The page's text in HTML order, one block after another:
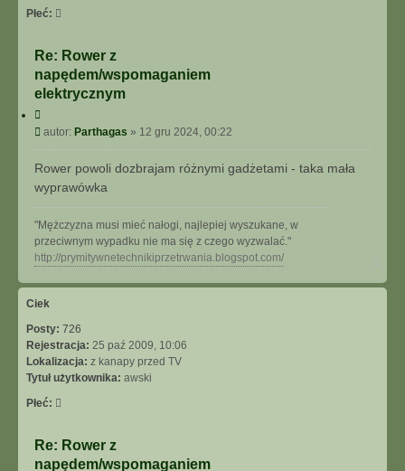
Płeć:
Re: Rower z
napędem/wspomaganiem
elektrycznym
y
j
P
o
s
autor: Parthagas » 12 gru 2024, 00:22
Rower powoli dozbrajam różnymi gadżetami - taka mała
wyprawówka
"Mężczyzna musi mieć nałogi, najlepiej wyszukane, w
przeciwnym wypadku nie ma się z czego wyzwalać."
http://prymitywnetechnikiprzetrwania.blogspot.com/
g
Ciek
Posty: 726
Rejestracja: 25 paź 2009, 10:06
Lokalizacja: z kanapy przed TV
Tytuł użytkownika: awski
Płeć:
Re: Rower z
napędem/wspomaganiem